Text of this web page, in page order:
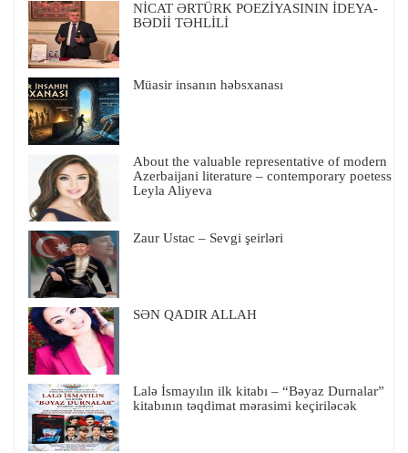
NİCAT ƏRTÜRK POEZİYASININ İDEYA-
BƏDİİ TƏHLİLİ
Müasir insanın həbsxanası
About the valuable representative of modern
Azerbaijani literature – contemporary poetess
Leyla Aliyeva
Zaur Ustac – Sevgi şeirləri
SƏN QADIR ALLAH
Lalə İsmayılın ilk kitabı – “Bəyaz Durnalar”
kitabının təqdimat mərasimi keçiriləcək